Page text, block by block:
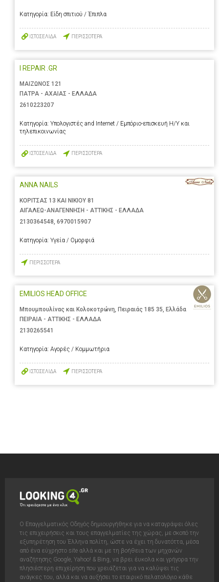
Κατηγορία: Είδη σπιτιού / Έπιπλα
ΙΣΤΟΣΕΛΙΔΑ ΠΕΡΙΣΣΟΤΕΡΑ
I REPAIR .GR
ΜΑΙΖΩΝΟΣ 121
ΠΑΤΡΑ - ΑΧΑΙΑΣ - ΕΛΛΑΔΑ
2610223207
Κατηγορία: Υπολογιστές and Internet / Εμπόριο-επισκευή Η/Υ και
τηλεπικοινωνίας
ΙΣΤΟΣΕΛΙΔΑ ΠΕΡΙΣΣΟΤΕΡΑ
ANNA NAILS
ΚΟΡΙΤΣΑΣ 13 ΚΑΙ ΝΙΚΙΟΥ 81
ΑΙΓΑΛΕΩ-ΑΝΑΓΕΝΝΗΣΗ - ΑΤΤΙΚΗΣ - ΕΛΛΑΔΑ
2130364548, 6970015907
Κατηγορία: Υγεία / Ομορφιά
ΠΕΡΙΣΣΟΤΕΡΑ
EMILIOS HEAD OFFICE
Μπουμπουλίνας και Κολοκοτρώνη, Πειραιάς 185 35, Ελλάδα
ΠΕΙΡΑΙΑ - ΑΤΤΙΚΗΣ - ΕΛΛΑΔΑ
2130265541
Κατηγορία: Αγορές / Κομμωτήρια
ΙΣΤΟΣΕΛΙΔΑ ΠΕΡΙΣΣΟΤΕΡΑ
Ο Επαγγελματικός Οδηγός δημιουργήθηκε για να καταγράψει όλες
τις επιχειρήσεις και τους επαγγελματίες της χώρας, με σκοπό την
εξυπηρέτηση του Έλληνα πολίτη, ώστε να έχει τη δυνατόττα, μέσα
από ένα εύχρηστο site αλλά και με τη βοήθεια των μηχανών
αναζήτησης Google, Yahoo! & Bing, να βρει έυκολα και γρήγορα την
πλησιέστερη επιχείρηση που χρειάζεται για να καλύψει τις
ανάγκες του, αλλά και να αυξήσει το εταιρικό πελατολόγιο κάθε